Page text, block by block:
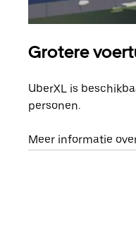
Grotere
UberXL is
personen.
Meer informatie